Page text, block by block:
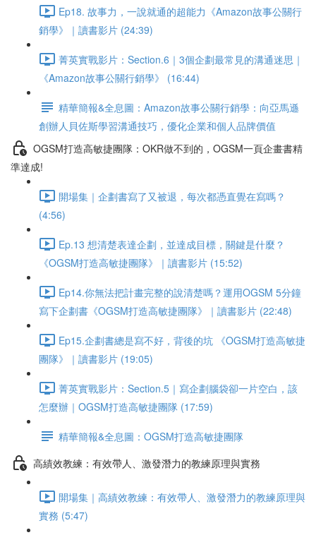
Ep18. 故事力，一說就通的超能力《Amazon故事公關行
銷學》｜讀書影片 (24:39)
菁英實戰影片：Section.6｜3個企劃最常見的溝通迷思｜
《Amazon故事公關行銷學》 (16:44)
精華簡報&全息圖：Amazon故事公關行銷學：向亞馬遜
創辦人貝佐斯學習溝通技巧，優化企業和個人品牌價值
OGSM打造高敏捷團隊：OKR做不到的，OGSM一頁企畫書精
準達成!
開場集｜企劃書寫了又被退，每次都憑直覺在寫嗎？
(4:56)
Ep.13 想清楚表達企劃，並達成目標，關鍵是什麼？
《OGSM打造高敏捷團隊》｜讀書影片 (15:52)
Ep14.你無法把計畫完整的說清楚嗎？運用OGSM 5分鐘
寫下企劃書《OGSM打造高敏捷團隊》｜讀書影片 (22:48)
Ep15.企劃書總是寫不好，背後的坑 《OGSM打造高敏捷
團隊》｜讀書影片 (19:05)
菁英實戰影片：Section.5｜寫企劃腦袋卻一片空白，該
怎麼辦｜OGSM打造高敏捷團隊 (17:59)
精華簡報&全息圖：OGSM打造高敏捷團隊
高績效教練：有效帶人、激發潛力的教練原理與實務
開場集｜高績效教練：有效帶人、激發潛力的教練原理與
實務 (5:47)